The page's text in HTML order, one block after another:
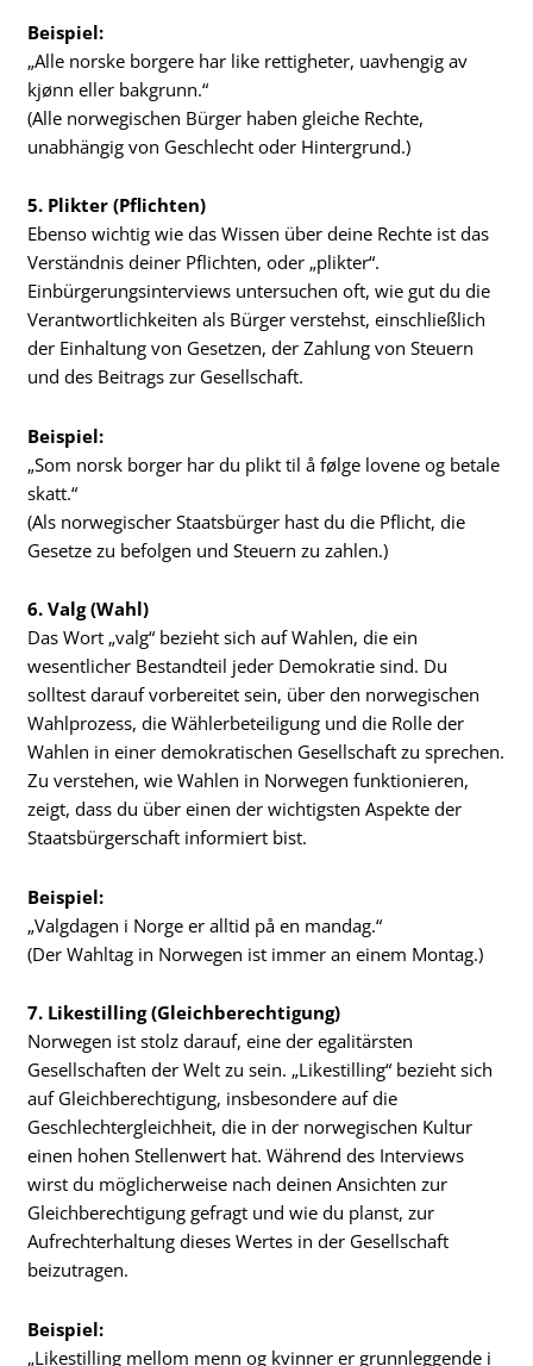
Beispiel:
„Alle norske borgere har like rettigheter, uavhengig av
kjønn eller bakgrunn.“
(Alle norwegischen Bürger haben gleiche Rechte,
unabhängig von Geschlecht oder Hintergrund.)
5. Plikter (Pflichten)
Ebenso wichtig wie das Wissen über deine Rechte ist das
Verständnis deiner Pflichten, oder „plikter“.
Einbürgerungsinterviews untersuchen oft, wie gut du die
Verantwortlichkeiten als Bürger verstehst, einschließlich
der Einhaltung von Gesetzen, der Zahlung von Steuern
und des Beitrags zur Gesellschaft.
Beispiel:
„Som norsk borger har du plikt til å følge lovene og betale
skatt.“
(Als norwegischer Staatsbürger hast du die Pflicht, die
Gesetze zu befolgen und Steuern zu zahlen.)
6. Valg (Wahl)
Das Wort „valg“ bezieht sich auf Wahlen, die ein
wesentlicher Bestandteil jeder Demokratie sind. Du
solltest darauf vorbereitet sein, über den norwegischen
Wahlprozess, die Wählerbeteiligung und die Rolle der
Wahlen in einer demokratischen Gesellschaft zu sprechen.
Zu verstehen, wie Wahlen in Norwegen funktionieren,
zeigt, dass du über einen der wichtigsten Aspekte der
Staatsbürgerschaft informiert bist.
Beispiel:
„Valgdagen i Norge er alltid på en mandag.“
(Der Wahltag in Norwegen ist immer an einem Montag.)
7. Likestilling (Gleichberechtigung)
Norwegen ist stolz darauf, eine der egalitärsten
Gesellschaften der Welt zu sein. „Likestilling“ bezieht sich
auf Gleichberechtigung, insbesondere auf die
Geschlechtergleichheit, die in der norwegischen Kultur
einen hohen Stellenwert hat. Während des Interviews
wirst du möglicherweise nach deinen Ansichten zur
Gleichberechtigung gefragt und wie du planst, zur
Aufrechterhaltung dieses Wertes in der Gesellschaft
beizutragen.
Beispiel:
„Likestilling mellom menn og kvinner er grunnleggende i